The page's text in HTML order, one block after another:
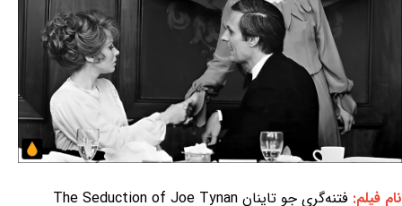
نام فیلم: فتنه‌گری جو تاینان The Seduction of Joe Tynan